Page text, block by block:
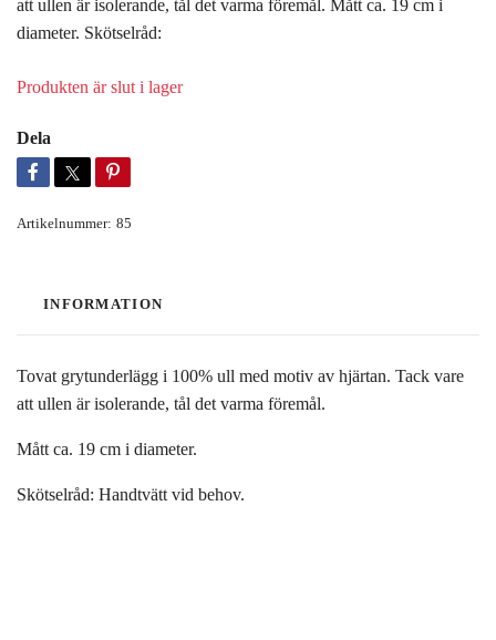
att ullen är isolerande, tål det varma föremål. Mått ca. 19 cm i
diameter. Skötselråd:
Produkten är slut i lager
Dela
Artikelnummer: 85
INFORMATION
Tovat grytunderlägg i 100% ull med motiv av hjärtan. Tack vare
att ullen är isolerande, tål det varma föremål.
Mått ca. 19 cm i diameter.
Skötselråd: Handtvätt vid behov.